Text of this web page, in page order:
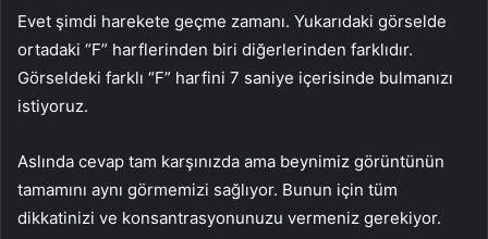
Evet şimdi harekete geçme zamanı. Yukarıdaki görselde
ortadaki “F” harflerinden biri diğerlerinden farklıdır.
Görseldeki farklı “F” harfini 7 saniye içerisinde bulmanızı
istiyoruz.
Aslında cevap tam karşınızda ama beynimiz görüntünün
tamamını aynı görmemizi sağlıyor. Bunun için tüm
dikkatinizi ve konsantrasyonunuzu vermeniz gerekiyor.